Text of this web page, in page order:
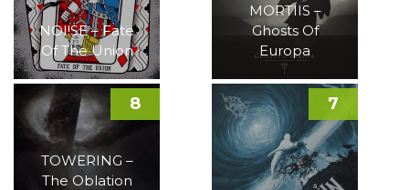
NOI!SE – Fate
Of The Union
MORTIIS –
Ghosts Of
Europa
TOWERING –
The Oblation
8 7